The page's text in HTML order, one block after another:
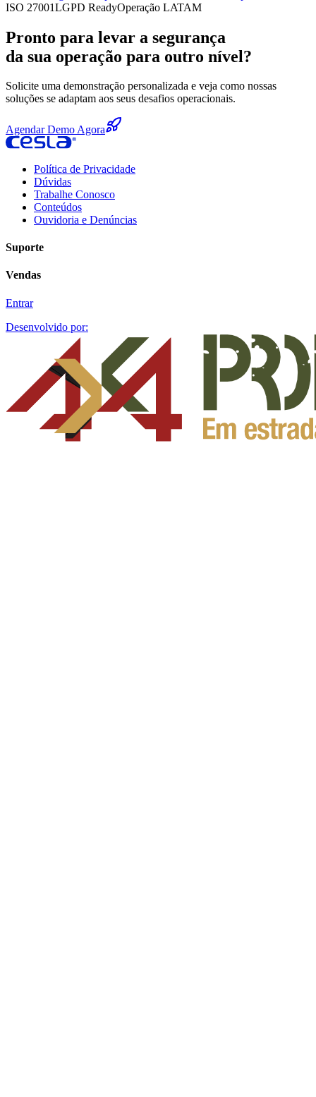
ISO 27001LGPD ReadyOperação LATAM
Pronto para levar a segurança
da sua operação para outro nível?
Solicite uma demonstração personalizada e veja como nossas
soluções se adaptam aos seus desafios operacionais.
Agendar Demo Agora
Política de Privacidade
Dúvidas
Trabalhe Conosco
Conteúdos
Ouvidoria e Denúncias
Suporte
Vendas
Entrar
Desenvolvido por: